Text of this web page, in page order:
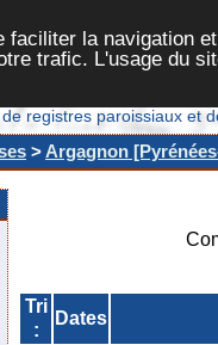
faciliter la navigation
trafic. L'usage du
registres paroissiaux et
>Argagnon
Tri
:
Dates